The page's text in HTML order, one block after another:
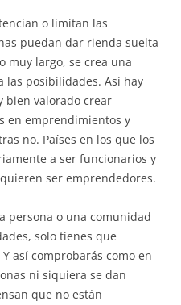
o limitan las
puedan dar rienda suelta
muy largo, se crea una
posibilidades. Así hay
bien valorado crear
en emprendimientos y
no. Países en los que los
a ser funcionarios y
ser emprendedores.
persona o una comunidad
solo tienes que
así comprobarás como en
ni siquiera se dan
que no están